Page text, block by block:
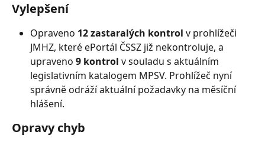
Vylepšení
Opraveno 12 zastaralých kontrol v prohlížeči
JMHZ, které ePortál ČSSZ již nekontroluje, a
upraveno 9 kontrol v souladu s aktuálním
legislativním katalogem MPSV. Prohlížeč nyní
správně odráží aktuální požadavky na měsíční
hlášení.
Opravy chyb